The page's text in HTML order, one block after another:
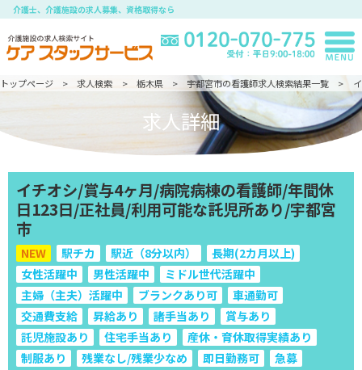
介護士、介護施設の求人募集、資格取得なら
トップページ 求人検索 栃木県 宇都宮市の看護師求人検索結果一覧
求人詳細
イチオシ/賞与4ヶ月/病院病棟の看護師/年間休
日123日/正社員/利用可能な託児所あり/宇都宮
市
NEW 駅チカ 駅近（8分以内）
長期(2カ月以上)
女性活躍中
男性活躍中
ミドル世代活躍中
主婦（主夫）活躍中
ブランクあり可
車通勤可
交通費支給
昇給あり 諸手当あり
賞与あり
託児施設あり
住宅手当あり
産休・育休取得実績あり
制服あり
残業なし/残業少なめ 即日勤務可 急募